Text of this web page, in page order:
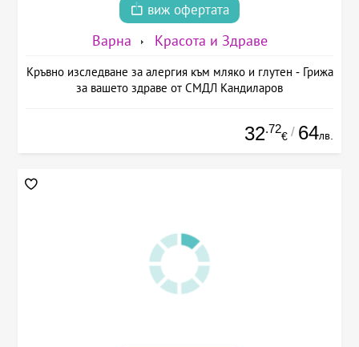
виж офертата
Варна Красота и Здраве
Кръвно изследване за алергия към мляко и глутен - Грижа
за вашето здраве от СМДЛ Кандиларов
32.72
€ / 64лв.